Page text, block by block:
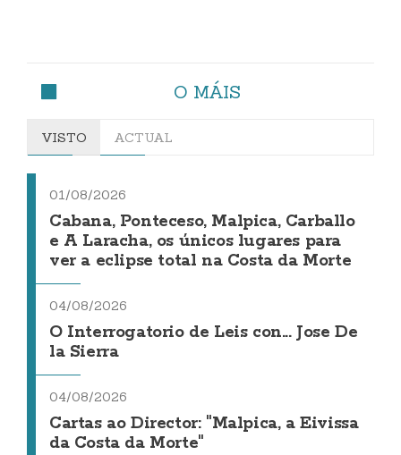
O MÁIS
VISTO ACTUAL
01/08/2026
Cabana, Ponteceso, Malpica, Carballo
e A Laracha, os únicos lugares para
ver a eclipse total na Costa da Morte
04/08/2026
O Interrogatorio de Leis con... Jose De
la Sierra
04/08/2026
Cartas ao Director: "Malpica, a Eivissa
da Costa da Morte"